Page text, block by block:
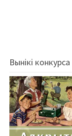
запісах
Вынікі конкурса